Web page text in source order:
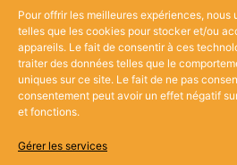
Pour offrir les meilleures expériences,
telles que les cookies pour stocker et/ou
appareils. Le fait de consentir à ces
traiter des données telles que le
uniques sur ce site. Le fait de ne pas
consentement peut avoir un effet négatif
et fonctions.
Gérer les services
Nos